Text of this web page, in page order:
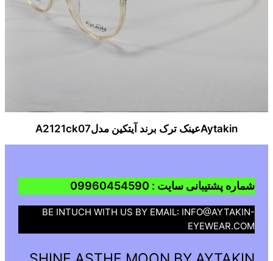
Aytakinعینک ترک برند آیتکین مدلA2121ck07
شماره پشتیبانی سایت : 09960454590
BE INTUCH WITH US BY EMAIL: INFO@AYTAKIN-
EYEWEAR.COM